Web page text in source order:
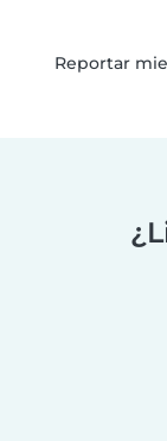
Reportar